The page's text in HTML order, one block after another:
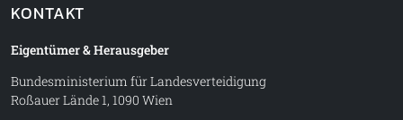
KONTAKT
Eigentümer & Herausgeber
Bundesministerium für Landesverteidigung
Roßauer Lände 1, 1090 Wien